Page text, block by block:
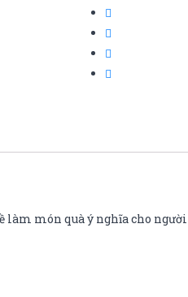
làm món quà ý nghĩa cho